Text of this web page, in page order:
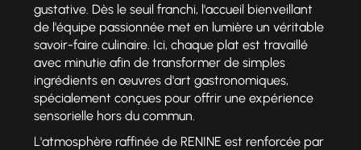
gustative. Dès le seuil franchi, l'accueil bienveillant
de l'équipe passionnée met en lumière un véritable
savoir-faire culinaire. Ici, chaque plat est travaillé
avec minutie afin de transformer de simples
ingrédients en œuvres d'art gastronomiques,
spécialement conçues pour offrir une expérience
sensorielle hors du commun.
L'atmosphère raffinée de RENINE est renforcée par